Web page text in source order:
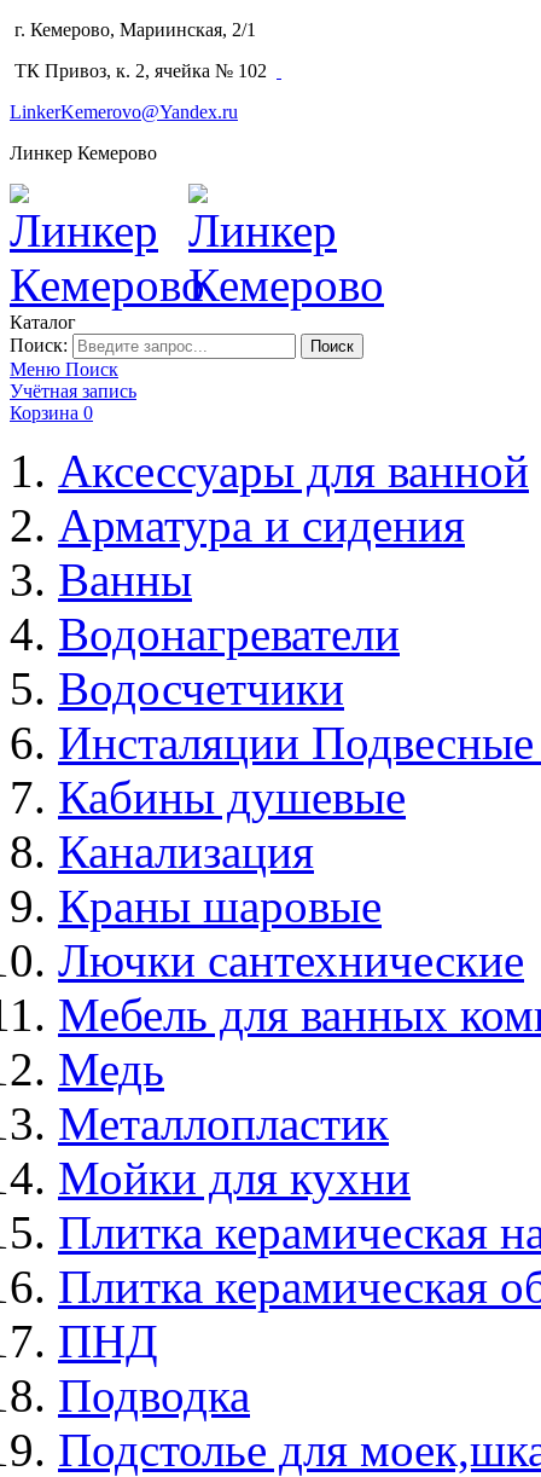
г. Кемерово, Мариинская, 2/1
ТК Привоз, к. 2, ячейка № 102
LinkerKemerovo@Yandex.ru
Линкер Кемерово
Каталог
Поиск:
Поиск
Меню Поиск
Учётная запись
Корзина 0
Аксессуары для ванной
Арматура и сидения
Ванны
Водонагреватели
Водосчетчики
Инсталяции
Кабины душевые
Канализация
Краны шаровые
Лючки сантехнические
Мебель для ванных
Медь
Металлопластик
Мойки для кухни
Плитка керамическая
Плитка керамическая
ПНД
Подводка
Подстолье для